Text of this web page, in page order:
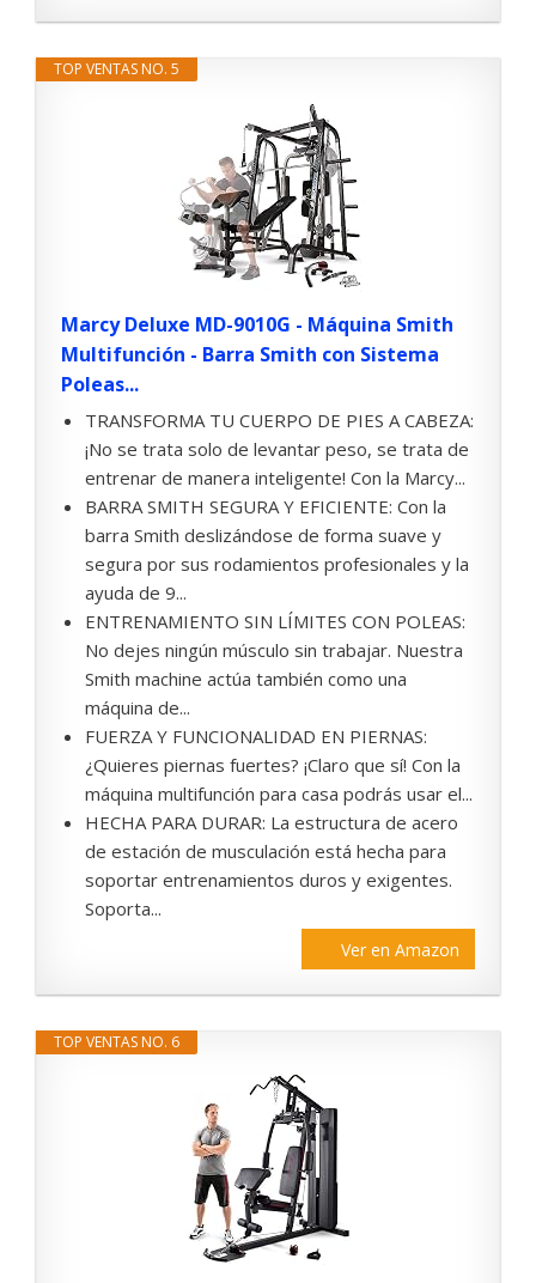
TOP VENTAS NO. 5
Marcy Deluxe MD-9010G - Máquina Smith
Multifunción - Barra Smith con Sistema
Poleas...
TRANSFORMA TU CUERPO DE PIES A CABEZA:
¡No se trata solo de levantar peso, se trata de
entrenar de manera inteligente! Con la Marcy...
BARRA SMITH SEGURA Y EFICIENTE: Con la
barra Smith deslizándose de forma suave y
segura por sus rodamientos profesionales y la
ayuda de 9...
ENTRENAMIENTO SIN LÍMITES CON POLEAS:
No dejes ningún músculo sin trabajar. Nuestra
Smith machine actúa también como una
máquina de...
FUERZA Y FUNCIONALIDAD EN PIERNAS:
¿Quieres piernas fuertes? ¡Claro que sí! Con la
máquina multifunción para casa podrás usar el...
HECHA PARA DURAR: La estructura de acero
de estación de musculación está hecha para
soportar entrenamientos duros y exigentes.
Soporta...
Ver en Amazon
TOP VENTAS NO. 6